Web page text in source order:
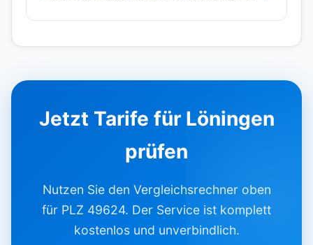
Jetzt Tarife für Löningen
prüfen
Nutzen Sie den Vergleichsrechner oben
für PLZ 49624. Der Service ist komplett
kostenlos und unverbindlich.